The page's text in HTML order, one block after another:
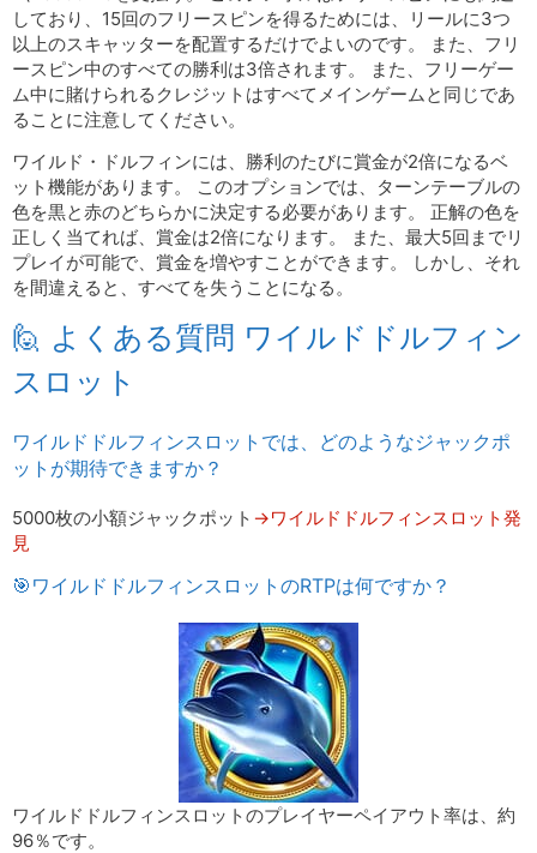
しており、15回のフリースピンを得るためには、リールに3つ
以上のスキャッターを配置するだけでよいのです。 また、フリ
ースピン中のすべての勝利は3倍されます。 また、フリーゲー
ム中に賭けられるクレジットはすべてメインゲームと同じであ
ることに注意してください。
ワイルド・ドルフィンには、勝利のたびに賞金が2倍になるベ
ット機能があります。 このオプションでは、ターンテーブルの
色を黒と赤のどちらかに決定する必要があります。 正解の色を
正しく当てれば、賞金は2倍になります。 また、最大5回までリ
プレイが可能で、賞金を増やすことができます。 しかし、それ
を間違えると、すべてを失うことになる。
🙋 よくある質問 ワイルドドルフィン
スロット
ワイルドドルフィンスロットでは、どのようなジャックポ
ットが期待できますか？
5000枚の小額ジャックポット →ワイルドドルフィンスロット発
見
🎯ワイルドドルフィンスロットのRTPは何ですか？
ワイルドドルフィンスロットのプレイヤーペイアウト率は、約
96％です。